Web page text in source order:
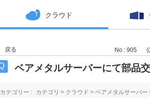
クラウド
戻る No : 905
ベアメタルサーバーにて部品
カテゴリー : カテゴリ > クラウド > ベアメタルサーバー